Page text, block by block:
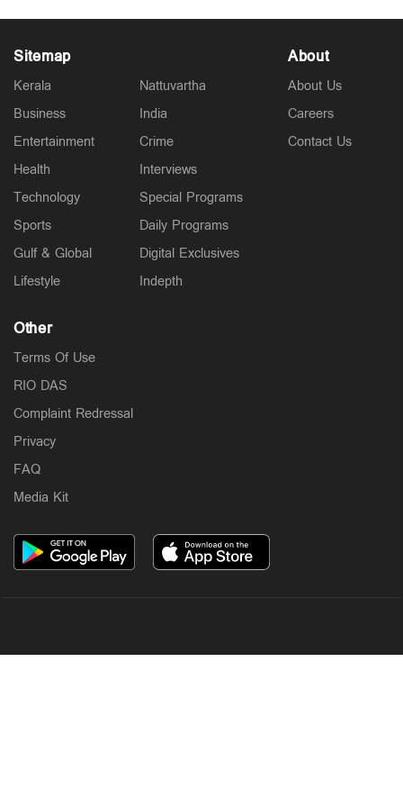
Sitemap
Kerala
Business
Entertainment
Health
Technology
Sports
Gulf & Global
Lifestyle
Nattuvartha
India
Crime
Interviews
Special Programs
Daily Programs
Digital Exclusives
Indepth
About
About Us
Careers
Contact Us
Other
Terms Of Use
RIO DAS
Complaint Redressal
Privacy
FAQ
Media Kit